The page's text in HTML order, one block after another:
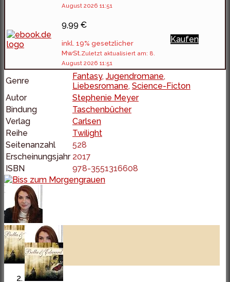
August 2026 11:51
9,99 €
inkl. 19% gesetzlicher
MwSt. Zuletzt aktualisiert am: 8.
August 2026 11:51
Kaufen
Genre Fantasy, Jugendromane,
Liebesromane, Science-Ficton
Autor
Stephenie Meyer
Bindung
Taschenbücher
Verlag
Carlsen
Reihe
Twilight
Seitenanzahl
528
Erscheinungsjahr 2017
ISBN
978-3551316608